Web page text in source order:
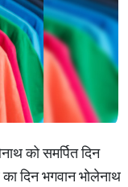
को समर्पित दिन
का दिन भगवान भोलेनाथ